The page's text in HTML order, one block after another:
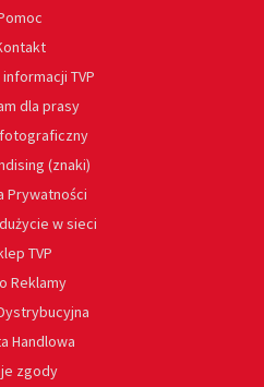
TVP
dla prasy
(znaki)
Prywatności
w sieci
TVP
Reklamy
Handlowa
zgody